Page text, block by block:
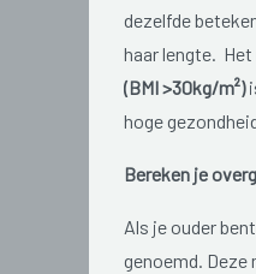
dezelfde
haar lengte.
(BMI >30kg/m²)
hoge
Bereken je
Als je ouder
genoemd.